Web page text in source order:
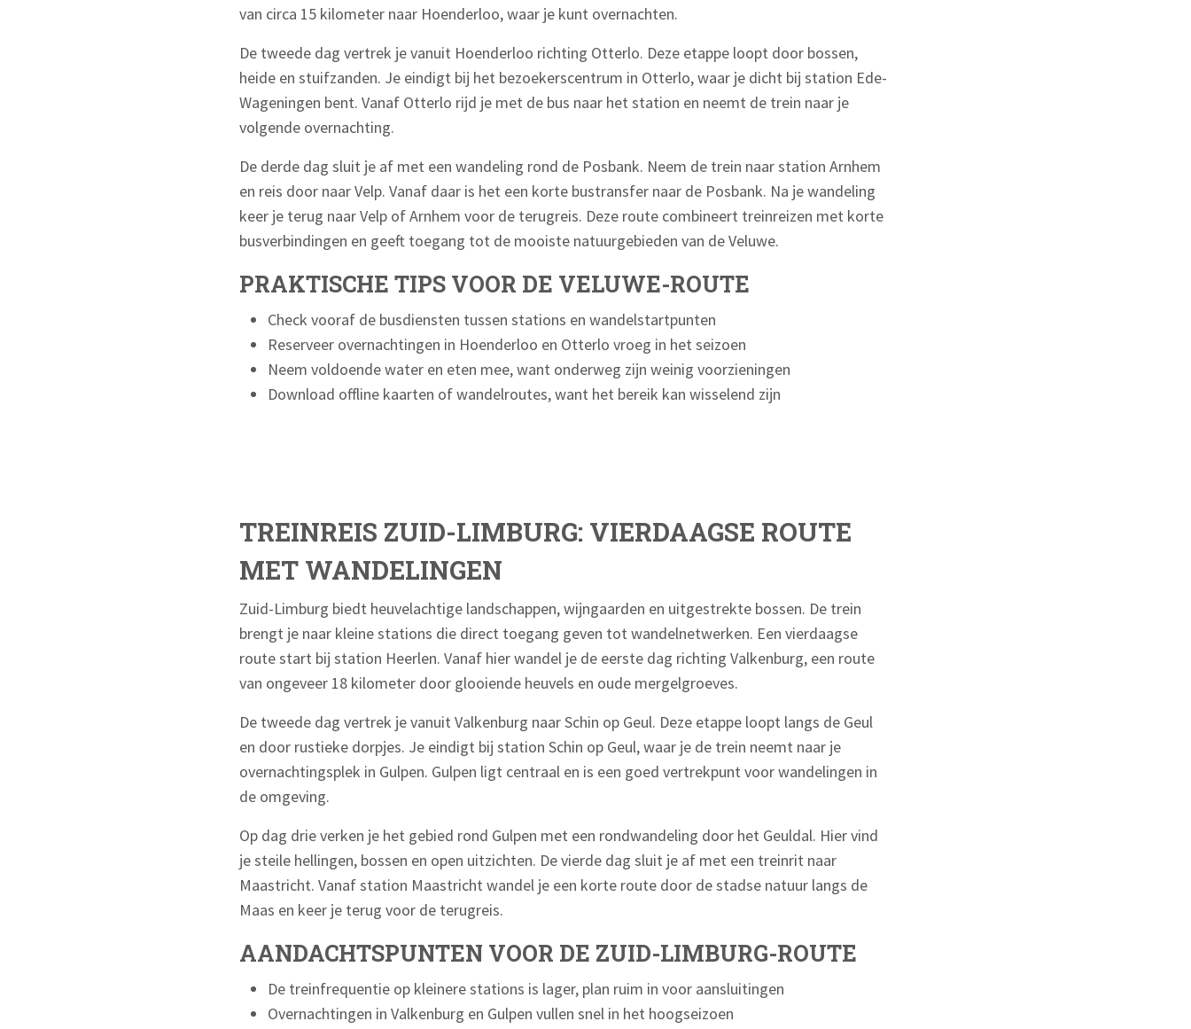
van circa 15 kilometer naar Hoenderloo, waar je kunt overnachten.
De tweede dag vertrek je vanuit Hoenderloo richting Otterlo. Deze etappe loopt door bossen,
heide en stuifzanden. Je eindigt bij het bezoekerscentrum in Otterlo, waar je dicht bij station Ede-
Wageningen bent. Vanaf Otterlo rijd je met de bus naar het station en neemt de trein naar je
volgende overnachting.
De derde dag sluit je af met een wandeling rond de Posbank. Neem de trein naar station Arnhem
en reis door naar Velp. Vanaf daar is het een korte bustransfer naar de Posbank. Na je wandeling
keer je terug naar Velp of Arnhem voor de terugreis. Deze route combineert treinreizen met korte
busverbindingen en geeft toegang tot de mooiste natuurgebieden van de Veluwe.
PRAKTISCHE TIPS VOOR DE VELUWE-ROUTE
Check vooraf de busdiensten tussen stations en wandelstartpunten
Reserveer overnachtingen in Hoenderloo en Otterlo vroeg in het seizoen
Neem voldoende water en eten mee, want onderweg zijn weinig voorzieningen
Download offline kaarten of wandelroutes, want het bereik kan wisselend zijn
TREINREIS ZUID-LIMBURG: VIERDAAGSE ROUTE
MET WANDELINGEN
Zuid-Limburg biedt heuvelachtige landschappen, wijngaarden en uitgestrekte bossen. De trein
brengt je naar kleine stations die direct toegang geven tot wandelnetwerken. Een vierdaagse
route start bij station Heerlen. Vanaf hier wandel je de eerste dag richting Valkenburg, een route
van ongeveer 18 kilometer door glooiende heuvels en oude mergelgroeves.
De tweede dag vertrek je vanuit Valkenburg naar Schin op Geul. Deze etappe loopt langs de Geul
en door rustieke dorpjes. Je eindigt bij station Schin op Geul, waar je de trein neemt naar je
overnachtingsplek in Gulpen. Gulpen ligt centraal en is een goed vertrekpunt voor wandelingen in
de omgeving.
Op dag drie verken je het gebied rond Gulpen met een rondwandeling door het Geuldal. Hier vind
je steile hellingen, bossen en open uitzichten. De vierde dag sluit je af met een treinrit naar
Maastricht. Vanaf station Maastricht wandel je een korte route door de stadse natuur langs de
Maas en keer je terug voor de terugreis.
AANDACHTSPUNTEN VOOR DE ZUID-LIMBURG-ROUTE
De treinfrequentie op kleinere stations is lager, plan ruim in voor aansluitingen
Overnachtingen in Valkenburg en Gulpen vullen snel in het hoogseizoen